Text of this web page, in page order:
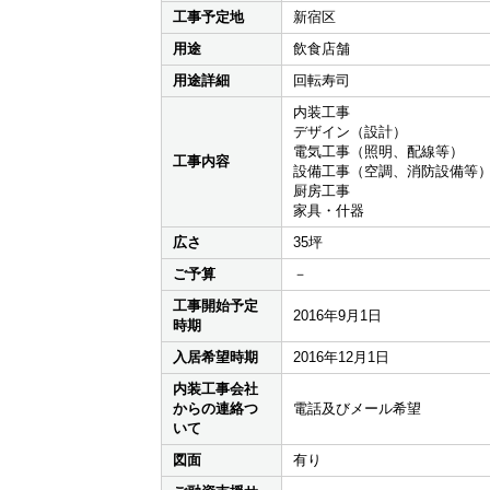
工事予定地
新宿区
用途
飲食店舗
用途詳細
回転寿司
工事内容
内装工事
デザイン（設計）
電気工事（照明、配線等）
設備工事（空調、消防設備等
厨房工事
家具・什器
広さ
35坪
ご予算
－
工事開始予定
時期
2016年9月1日
入居希望時期
2016年12月1日
内装工事会社
からの連絡つ
いて
電話及びメール希望
図面
有り